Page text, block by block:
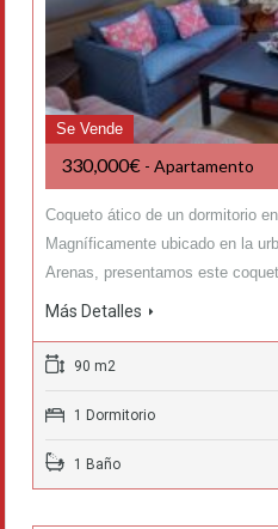
Se Vende
330,000€ - Apartamento
Coqueto ático de un dormitorio
Magníficamente ubicado en la
Arenas, presentamos este
Más Detalles
90 m2
1 Dormitorio
1 Baño